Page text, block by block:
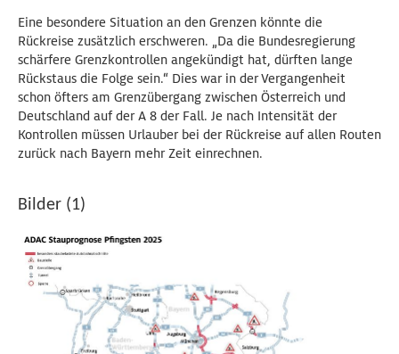
Eine besondere Situation an den Grenzen könnte die
Rückreise zusätzlich erschweren. „Da die Bundesregierung
schärfere Grenzkontrollen angekündigt hat, dürften lange
Rückstaus die Folge sein.“ Dies war in der Vergangenheit
schon öfters am Grenzübergang zwischen Österreich und
Deutschland auf der A 8 der Fall. Je nach Intensität der
Kontrollen müssen Urlauber bei der Rückreise auf allen Routen
zurück nach Bayern mehr Zeit einrechnen.
Bilder (1)